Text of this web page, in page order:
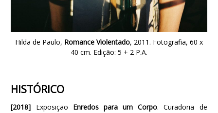
Hilda de Paulo, Romance Violentado, 2011. Fotografia, 60 x
40 cm. Edição: 5 + 2 P.A.
HISTÓRICO
[2018] Exposição Enredos para um Corpo. Curadoria de